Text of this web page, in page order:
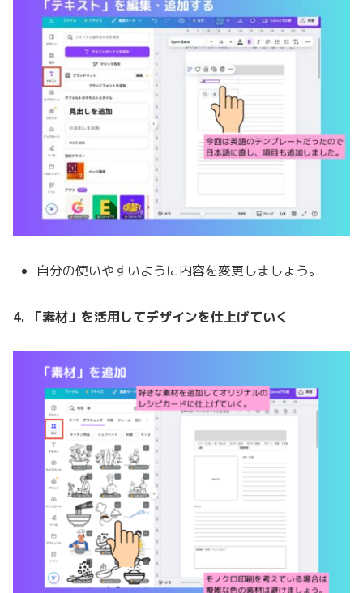
自分の使いやすいように内容を変更しましょう。
4. 「素材」を活用してデザインを仕上げていく